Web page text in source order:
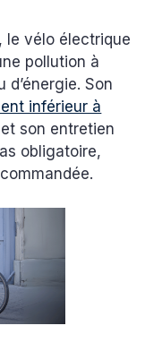
, le vélo électrique
pollution à
d’énergie. Son
inférieur à
et son entretien
obligatoire,